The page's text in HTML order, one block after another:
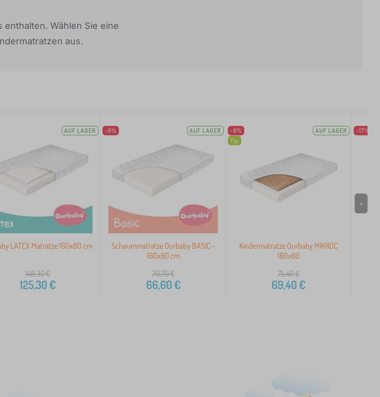
Wählen Sie eine
aus.
AUF LAGER
LATEX Matratze 160x80 cm
148,30€
125,30€
-6% AUF LAGER
Schaummatratze Ourbaby BASIC -
160x80 cm
70,70€
66,60€
-8%
Tip
AUF LAGER
Kindermatratze Ourbaby MIKROC
160x80
75,40€
69,40€
-17%
>